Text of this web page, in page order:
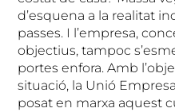
d’esquena a la realitat
passes. I l’empresa,
objectius, tampoc
portes enfora. Amb
situació, la Unió
posat en marxa aquest